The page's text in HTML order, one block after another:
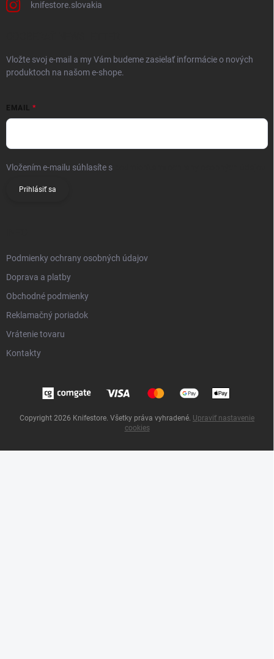
knifestore.slovakia
Vložte svoj e-mail a my Vám budeme zasielať informácie o nových
produktoch na našom e-shope.
EMAIL
Vložením e-mailu súhlasíte s
Prihlásiť sa
Podmienky ochrany osobných údajov
Doprava a platby
Obchodné podmienky
Reklamačný poriadok
Vrátenie tovaru
Kontakty
Copyright 2026 Knifestore. Všetky práva vyhradené. Upraviť nastavenie
cookies